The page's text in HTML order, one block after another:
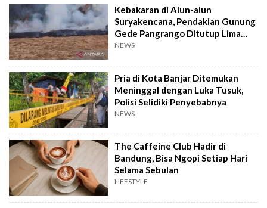
Kebakaran di Alun-alun
Suryakencana, Pendakian Gunung
Gede Pangrango Ditutup Lima
Hari
NEWS
Pria di Kota Banjar Ditemukan
Meninggal dengan Luka Tusuk,
Polisi Selidiki Penyebabnya
NEWS
The Caffeine Club Hadir di
Bandung, Bisa Ngopi Setiap Hari
Selama Sebulan
LIFESTYLE